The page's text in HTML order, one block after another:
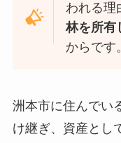
われる理
林を所有
からです
洲本市に住んでい
け継ぎ、資産とし